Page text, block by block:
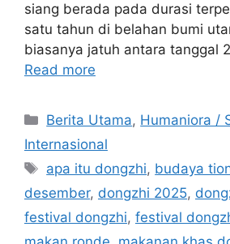
siang berada pada durasi
satu tahun di belahan bumi
biasanya jatuh antara tanggal
Read more
C
a
e
g
o
r
Berita Utama, Humaniora /
Internasional
T
a
s
apa itu dongzhi, budaya
desember, dongzhi 2025,
festival dongzhi, festival